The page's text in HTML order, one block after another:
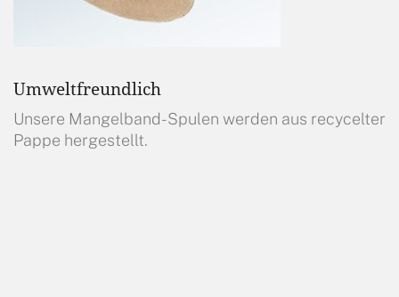
Umweltfreundlich
Unsere Mangelband-Spulen werden aus recycelter
Pappe hergestellt.